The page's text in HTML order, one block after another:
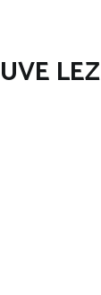
LEZ